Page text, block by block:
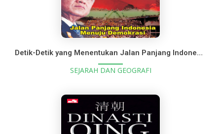
Detik-Detik yang Menentukan Jalan Panjang Indonesia Menuju Demokrasi
SEJARAH DAN GEOGRAFI